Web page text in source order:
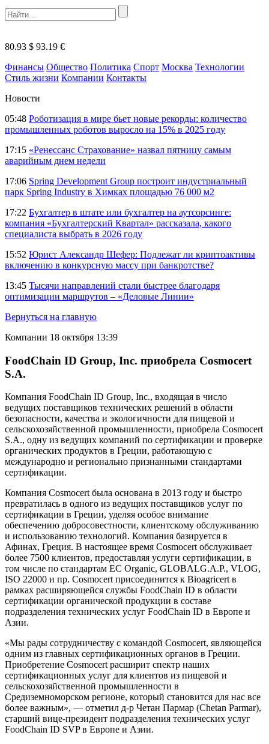
80.93 $ 93.19 €
Финансы Общество Политика Спорт Москва Технологии
Стиль жизни Компании Контакты
Новости
05:48 Роботизация в мире бьет новые рекорды: количество
промышленных роботов выросло на 15% в 2025 году
17:15 «Ренессанс Страхование» назвал пятницу самым
аварийным днем недели
17:06 Spring Development Group построит индустриальный
парк Spring Industry в Химках площадью 76 000 м2
17:22 Бухгалтер в штате или бухгалтер на аутсорсинге:
компания «Бухгалтерский Квартал» рассказала, какого
специалиста выбрать в 2026 году
15:52 Юрист Александр Шефер: Подлежат ли криптоактивы
включению в конкурсную массу при банкротстве?
13:45 Тысячи направлений стали быстрее благодаря
оптимизации маршрутов – «Деловые Линии»
Вернуться на главную
Компании 18 октября 13:39
FoodChain ID Group, Inc. приобрела Cosmocert
S.A.
Компания FoodChain ID Group, Inc., входящая в число
ведущих поставщиков технических решений в области
безопасности, качества и экологичности для пищевой и
сельскохозяйственной промышленности, приобрела Cosmocert
S.A., одну из ведущих компаний по сертификации и проверке
органических продуктов в Греции, работающую с
международно и регионально признанными стандартами
сертификации.
Компания Cosmocert была основана в 2013 году и быстро
превратилась в одного из ведущих поставщиков услуг по
сертификации в Греции, уделяя особое внимание
обеспечению добросовестности, клиентскому обслуживанию
и использованию технологий. Компания базируется в
Афинах, Греция. В настоящее время Cosmocert обслуживает
более 7500 клиентов, предоставляя услуги сертификации, в
том числе по стандартам ЕС Organic, GLOBALG.A.P., VLOG,
ISO 22000 и пр. Cosmocert присоединится к Bioagricert в
рамках расширяющейся службы FoodChain ID в области
сертификации органической продукции в составе
подразделения технических услуг FoodChain ID в Европе и
Азии.
«Мы рады сотрудничеству с командой Cosmocert, являющейся
одним из главных сертификационных органов в Греции.
Приобретение Cosmocert расширит спектр наших
сертификационных услуг для клиентов из пищевой и
сельскохозяйственной промышленности в
Средиземноморском регионе, который становится для нас все
более важным», — отметил д-р Четан Пармар (Chetan Parmar),
старший вице-президент подразделения технических услуг
FoodChain ID SVP в Европе и Азии.